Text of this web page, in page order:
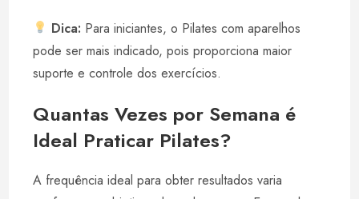
Dica: Para iniciantes, o Pilates com aparelhos
pode ser mais indicado, pois proporciona maior
suporte e controle dos exercícios.
Quantas Vezes por Semana é
Ideal Praticar Pilates?
A frequência ideal para obter resultados varia